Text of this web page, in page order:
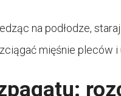
na podłodze,
mięśnie pleców i